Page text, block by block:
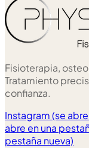
Fisioterapia,
Tratamiento
confianza.
Instagram(se
abre en una
pestaña nueva)